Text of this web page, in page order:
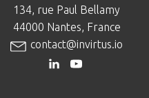
134, rue Paul Bellamy
44000 Nantes, France
contact@invirtus.io